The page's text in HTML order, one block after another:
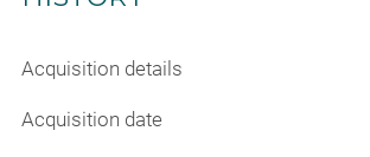
Acquisition details
Acquisition date